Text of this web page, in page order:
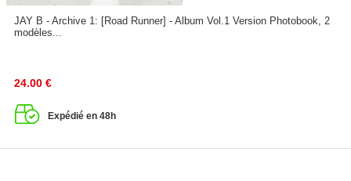
JAY B - Archive 1: [Road Runner] - Album Vol.1 Version Photobook, 2
modèles...
24.00 €
Expédié en 48h